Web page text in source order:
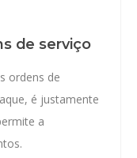
de serviço
ordens de
é justamente
a